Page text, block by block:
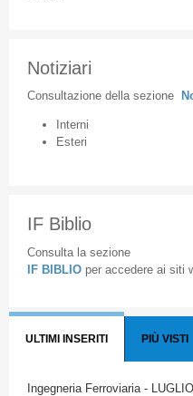
Notiziari
Consultazione della sezione
Interni
Esteri
IF Biblio
Consulta la sezione
IF BIBLIO per accedere ai siti
ULTIMI INSERITI PIÙ VISTI
Ingegneria Ferroviaria -